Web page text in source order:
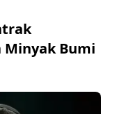
Minyak Bumi